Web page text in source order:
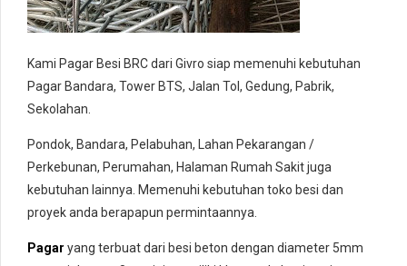
Kami Pagar Besi BRC dari Givro siap memenuhi kebutuhan
Pagar Bandara, Tower BTS, Jalan Tol, Gedung, Pabrik,
Sekolahan.
Pondok, Bandara, Pelabuhan, Lahan Pekarangan /
Perkebunan, Perumahan, Halaman Rumah Sakit juga
kebutuhan lainnya. Memenuhi kebutuhan toko besi dan
proyek anda berapapun permintaannya.
Pagar yang terbuat dari besi beton dengan diameter 5mm